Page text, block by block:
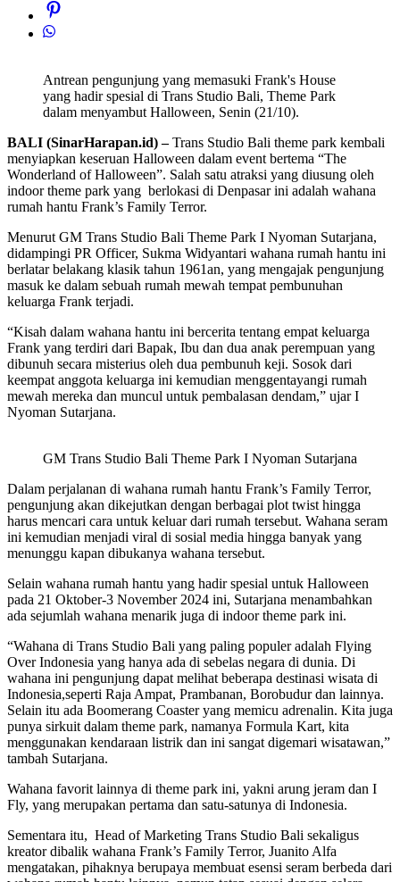
Antrean pengunjung yang memasuki Frank's House
yang hadir spesial di Trans Studio Bali, Theme Park
dalam menyambut Halloween, Senin (21/10).
BALI (SinarHarapan.id) –Trans Studio Bali theme park kembali
menyiapkan keseruan Halloween dalam event bertema “The
Wonderland of Halloween”. Salah satu atraksi yang diusung oleh
indoor theme park yang berlokasi di Denpasar ini adalah wahana
rumah hantu Frank’s Family Terror.
Menurut GM Trans Studio Bali Theme Park I Nyoman Sutarjana,
didampingi PR Officer, Sukma Widyantari wahana rumah hantu ini
berlatar belakang klasik tahun 1961an, yang mengajak pengunjung
masuk ke dalam sebuah rumah mewah tempat pembunuhan
keluarga Frank terjadi.
“Kisah dalam wahana hantu ini bercerita tentang empat keluarga
Frank yang terdiri dari Bapak, Ibu dan dua anak perempuan yang
dibunuh secara misterius oleh dua pembunuh keji. Sosok dari
keempat anggota keluarga ini kemudian menggentayangi rumah
mewah mereka dan muncul untuk pembalasan dendam,” ujar I
Nyoman Sutarjana.
GM Trans Studio Bali Theme Park I Nyoman Sutarjana
Dalam perjalanan di wahana rumah hantu Frank’s Family Terror,
pengunjung akan dikejutkan dengan berbagai plot twist hingga
harus mencari cara untuk keluar dari rumah tersebut. Wahana seram
ini kemudian menjadi viral di sosial media hingga banyak yang
menunggu kapan dibukanya wahana tersebut.
Selain wahana rumah hantu yang hadir spesial untuk Halloween
pada 21 Oktober-3 November 2024 ini, Sutarjana menambahkan
ada sejumlah wahana menarik juga di indoor theme park ini.
“Wahana di Trans Studio Bali yang paling populer adalah Flying
Over Indonesia yang hanya ada di sebelas negara di dunia. Di
wahana ini pengunjung dapat melihat beberapa destinasi wisata di
Indonesia,seperti Raja Ampat, Prambanan, Borobudur dan lainnya.
Selain itu ada Boomerang Coaster yang memicu adrenalin. Kita juga
punya sirkuit dalam theme park, namanya Formula Kart, kita
menggunakan kendaraan listrik dan ini sangat digemari wisatawan,”
tambah Sutarjana.
Wahana favorit lainnya di theme park ini, yakni arung jeram dan I
Fly, yang merupakan pertama dan satu-satunya di Indonesia.
Sementara itu, Head of Marketing Trans Studio Bali sekaligus
kreator dibalik wahana Frank’s Family Terror, Juanito Alfa
mengatakan, pihaknya berupaya membuat esensi seram berbeda dari